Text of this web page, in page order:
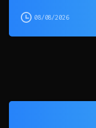
08/08/2026